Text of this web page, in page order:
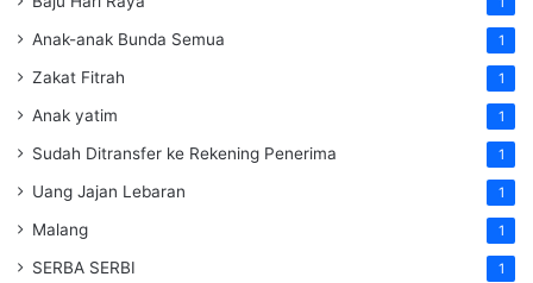
Anak-anak Bunda Semua 1
Zakat Fitrah 1
Anak yatim 1
Sudah Ditransfer ke Rekening Penerima 1
Uang Jajan Lebaran 1
Malang 1
SERBA SERBI 1